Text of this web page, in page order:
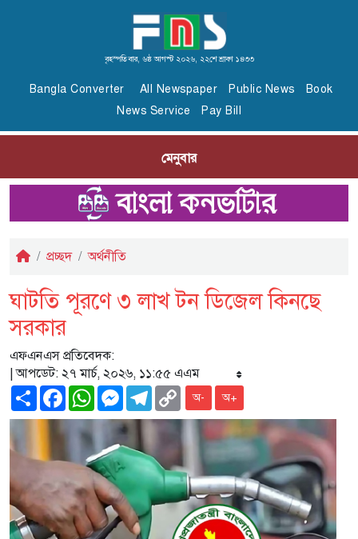
বৃহস্পতিবার, ৬ষ্ঠ আগস্ট ২০২৬, ২২শে শ্রাবণ ১৪৩৩
Bangla Converter All Newspaper Public News
Book
News Service
Pay Bill
মেনুবার
প্রচ্ছদ অর্থনীতি
ঘাটতি পূরণে ৩ লাখ টন ডিজেল কিনছে
সরকার
এফএনএস প্রতিবেদক:
| আপডেট: ২৭ মার্চ, ২০২৬, ১১:৫৫ এএম
ShareFacebookWhatsAppMessenger
Telegram
Copy
Link
অ- অ+